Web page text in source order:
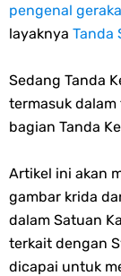
12
Bingkai Foto
Tema dan Logo 63
pengenal
layaknya Tanda
Sedang Tanda
termasuk dalam
bagian Tanda
Artikel ini akan
gambar krida
dalam Satuan
terkait dengan
dicapai untuk